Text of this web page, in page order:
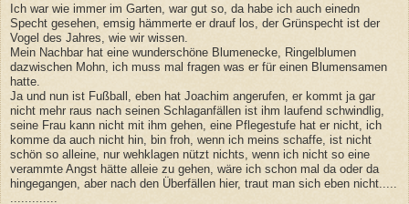
Ich war wie immer im Garten, war gut so, da habe ich auch einedn
Specht gesehen, emsig hämmerte er drauf los, der Grünspecht ist der
Vogel des Jahres, wie wir wissen.
Mein Nachbar hat eine wunderschöne Blumenecke, Ringelblumen
dazwischen Mohn, ich muss mal fragen was er für einen Blumensamen
hatte.
Ja und nun ist Fußball, eben hat Joachim angerufen, er kommt ja gar
nicht mehr raus nach seinen Schlaganfällen ist ihm laufend schwindlig,
seine Frau kann nicht mit ihm gehen, eine Pflegestufe hat er nicht, ich
komme da auch nicht hin, bin froh, wenn ich meins schaffe, ist nicht
schön so alleine, nur wehklagen nützt nichts, wenn ich nicht so eine
verammte Angst hätte alleie zu gehen, wäre ich schon mal da oder da
hingegangen, aber nach den Überfällen hier, traut man sich eben nicht.....